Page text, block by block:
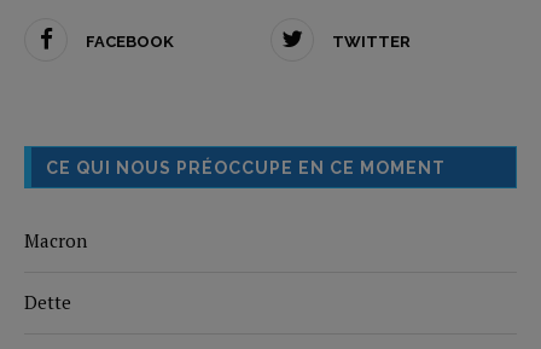
FACEBOOK TWITTER
CE QUI NOUS PRÉOCCUPE EN CE MOMENT
Macron
Dette